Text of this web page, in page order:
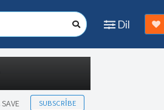
Dil
SAVE SUBSCRIBE